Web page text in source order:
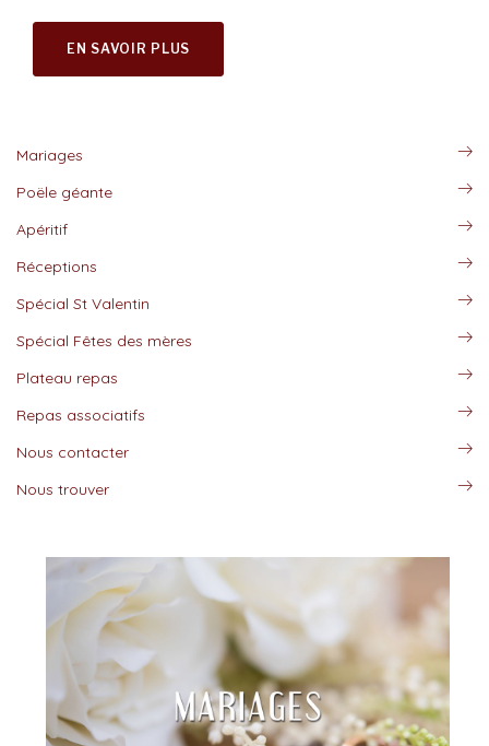
EN SAVOIR PLUS
Mariages
Poële géante
Apéritif
Réceptions
Spécial St Valentin
Spécial Fêtes des mères
Plateau repas
Repas associatifs
Nous contacter
Nous trouver